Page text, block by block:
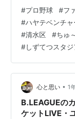
チャンネル 完全
夏休み終盤 リア
キルギス大統領
学→ 乱闘→ 無言
cast.com/2013/
#プロ野球 #フ
#ハヤテベンチ
#清水区 #ちゅ
#しずてつスタ
心と思い • 1
B.LEAGUEの
ケットLIVE・